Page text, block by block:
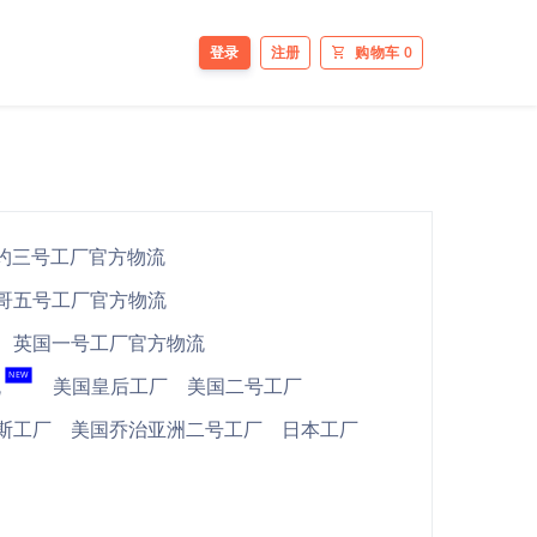
登录 注册 购物车 0
三号工厂官方物流
五号工厂官方物流
英国一号工厂官方物流
NEW 美国皇后工厂
美国二号工厂
工厂
美国乔治亚洲二号工厂 日本工厂